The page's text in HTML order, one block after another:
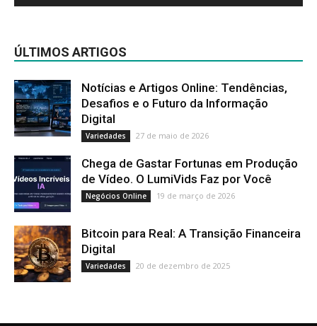
ÚLTIMOS ARTIGOS
Notícias e Artigos Online: Tendências,
Desafios e o Futuro da Informação
Digital
Variedades 27 de maio de 2026
Chega de Gastar Fortunas em Produção
de Vídeo. O LumiVids Faz por Você
Negócios Online 19 de março de 2026
Bitcoin para Real: A Transição Financeira
Digital
Variedades 20 de dezembro de 2025